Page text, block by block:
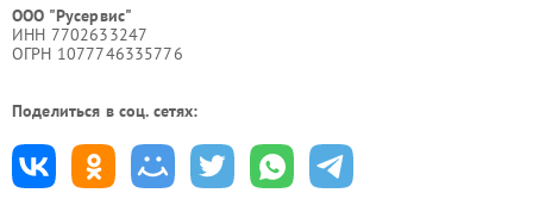
ООО "Русервис"
ИНН 7702633247
ОГРН 1077746335776
Поделиться в соц. сетях: